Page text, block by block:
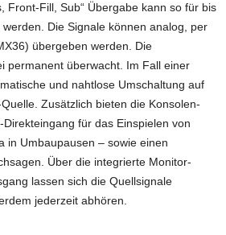
Front-Fill, Sub“ Übergabe kann so für bis
Die Signale können analog, per
übergeben werden. Die
permanent überwacht. Im Fall einer
und nahtlose Umschaltung auf
Zusätzlich bieten die Konsolen-
für das Einspielen von
in Umbaupausen – sowie einen
Über die integrierte Monitor-
lassen sich die Quellsignale
jederzeit abhören.